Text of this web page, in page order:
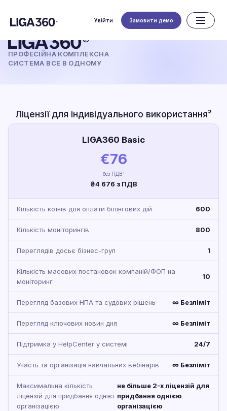
Увійти Замовити демо
ПРОФЕСІЙНА КОМПЛЕКСНА
СИСТЕМА ВСЕ В ОДНОМУ
Ліцензії для індивідуального використання²
LIGA360 Basic
€76
без ПДВ¹
₴4 676 з ПДВ
Кількість коїнів для оплати білінгових дій 600
Кількість моніторингів 800
Переглядів досьє бізнес-груп 1
Кількість масових постановок компаній/ФОП на
моніторинг
10
Перегляд базових НПА та судових рішень ∞ Безліміт
Перегляд ключових новин дня ∞ Безліміт
Підтримка у HelpCenter у системі 24/7
Участь та організація навчальних вебінарів ∞ Безліміт
Максимальна кількість
ліцензій для придбання однієї
організацією
не більше 2-х ліцензій для
придбання однією
організацією